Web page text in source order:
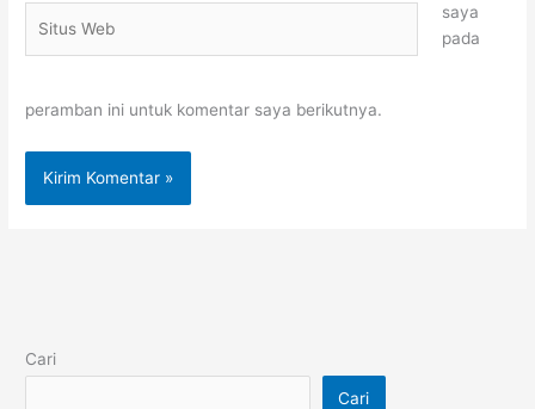
Web
saya
pada
peramban ini untuk komentar saya berikutnya.
Cari
Cari